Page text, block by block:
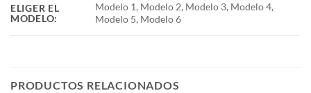
ELIGER EL
MODELO:
Modelo 1, Modelo 2, Modelo 3, Modelo 4,
Modelo 5, Modelo 6
PRODUCTOS RELACIONADOS